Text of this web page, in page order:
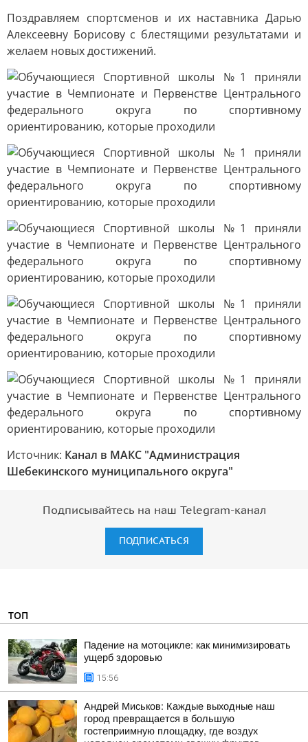
Поздравляем спортсменов и их наставника Дарью
Алексеевну Борисову с блестящими результатами и
желаем новых достижений.
Источник: Канал в МАКС "Администрация
Шебекинского муниципального округа"
Подписывайтесь на наш Telegram-канал
ПОДПИСАТЬСЯ
ТОП
Падение на мотоцикле: как минимизировать
ущерб здоровью
15:56
Андрей Миськов: Каждые выходные наш
город превращается в большую
гостеприимную площадку, где воздух